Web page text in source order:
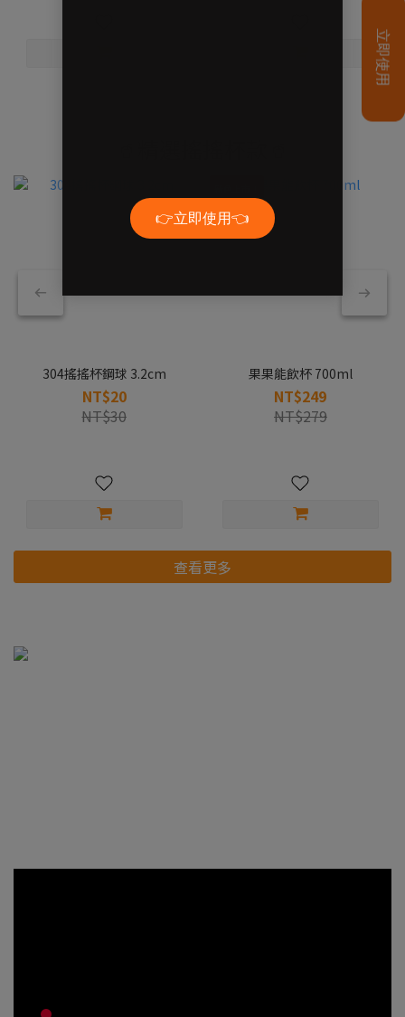
304搖搖杯鋼球 3.2cm
NT$20
NT$30
果果能飲杯 700ml
NT$249
NT$279
查看更多